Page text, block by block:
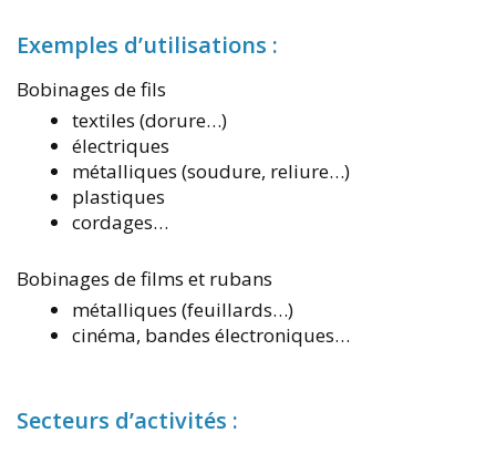
Exemples d’utilisations :
Bobinages de fils
textiles (dorure…)
électriques
métalliques (soudure, reliure…)
plastiques
cordages…
Bobinages de films et rubans
métalliques (feuillards…)
cinéma, bandes électroniques…
Secteurs d’activités :